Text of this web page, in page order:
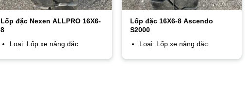
Lốp đặc Nexen ALLPRO 16X6-
8
Loại: Lốp xe nâng đặc
Lốp đặc 16X6-8 Ascendo
S2000
Loại: Lốp xe nâng đặc